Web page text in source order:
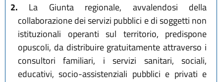
2. La Giunta regionale, avvalendosi della
collaborazione dei servizi pubblici e di soggetti non
istituzionali operanti sul territorio, predispone
opuscoli, da distribuire gratuitamente attraverso i
consultori familiari, i servizi sanitari, sociali,
educativi, socio-assistenziali pubblici e privati e